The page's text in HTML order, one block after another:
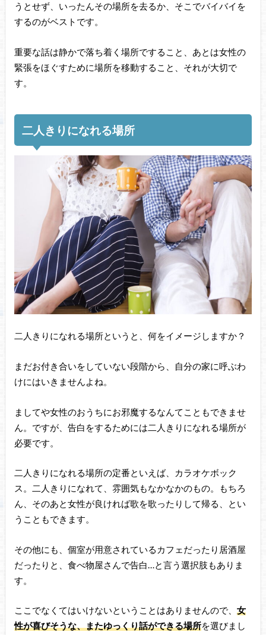
うとせず、いったんその場所を去るか、そこでバイバイを
するのがベストです。
重要な話は静かで落ち着く場所ですること、あとは女性の
緊張をほぐすために場所を移動すること、それが大切で
す。
二人きりになれる場所
二人きりになれる場所というと、何をイメージしますか？
まだお付き合いをしていない段階から、自分の家に呼ぶわ
けにはいきませんよね。
ましてや女性のおうちにお邪魔するなんてこともできませ
ん。ですが、告白をするためには二人きりになれる場所が
必要です。
二人きりになれる場所の定番といえば、カラオケボック
ス。二人きりになれて、雰囲気もなかなかのもの。もちろ
ん、そのあと女性が良ければ歌を歌ったりして帰る、とい
うこともできます。
その他にも、個室が用意されているカフェだったり居酒屋
だったりと、食べ物屋さんで告白…と言う選択肢もありま
す。
ここでなくてはいけないということはありませんので、 女
性が喜びそうな、またゆっくり話ができる場所を選びまし